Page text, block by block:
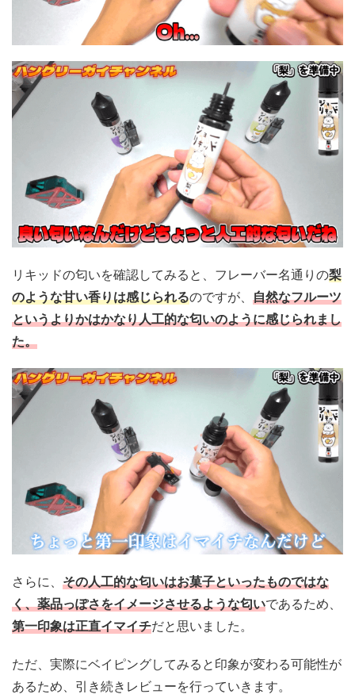
リキッドの匂いを確認してみると、フレーバー名通りの梨
のような甘い香りは感じられるのですが、 自然なフルーツ
というよりかはかなり人工的な匂いのように感じられまし
た。
さらに、 その人工的な匂いはお菓子といったものではな
く、薬品っぽさをイメージさせるような匂いであるため、
第一印象は正直イマイチだと思いました。
ただ、実際にベイピングしてみると印象が変わる可能性が
あるため、引き続きレビューを行っていきます。